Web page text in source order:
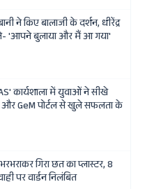
ने किए बालाजी के दर्शन, धीरेंद्र
'आपने बुलाया और मैं आ गया'
कार्यशाला में युवाओं ने सीखे
और GeM पोर्टल से खुले सफलता के
गिरा छत का प्लास्टर, 8
पर वार्डन निलंबित